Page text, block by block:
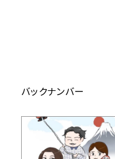
バックナンバー